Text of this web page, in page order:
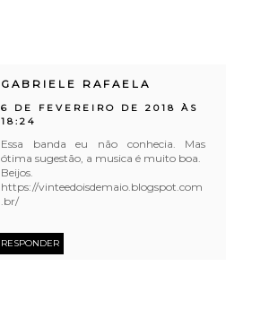
GABRIELE RAFAELA
6 DE FEVEREIRO DE 2018 ÀS
18:24
Essa banda eu não conhecia. Mas
ótima sugestão, a musica é muito boa.
Beijos.
https://vinteedoisdemaio.blogspot.com
.br/
RESPONDER